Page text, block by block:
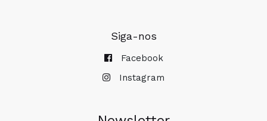
Siga-nos
Facebook
Instagram